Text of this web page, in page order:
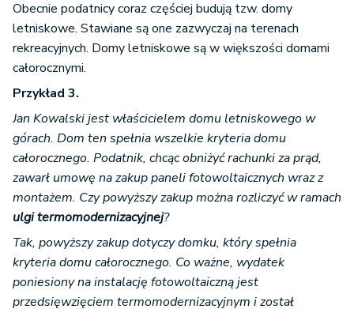
Obecnie podatnicy coraz częściej budują tzw. domy
letniskowe. Stawiane są one zazwyczaj na terenach
rekreacyjnych. Domy letniskowe są w większości domami
całorocznymi.
Przykład 3.
Jan Kowalski jest właścicielem domu letniskowego w
górach. Dom ten spełnia wszelkie kryteria domu
całorocznego. Podatnik, chcąc obniżyć rachunki za prąd,
zawarł umowę na zakup paneli fotowoltaicznych wraz z
montażem. Czy powyższy zakup można rozliczyć w ramach
ulgi termomodernizacyjnej?
Tak, powyższy zakup dotyczy domku, który spełnia
kryteria domu całorocznego. Co ważne, wydatek
poniesiony na instalację fotowoltaiczną jest
przedsięwzięciem termomodernizacyjnym i został